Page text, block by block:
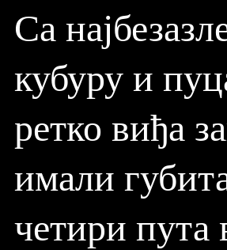
Са
кубуру и
ретко виђа
имали
четири пута